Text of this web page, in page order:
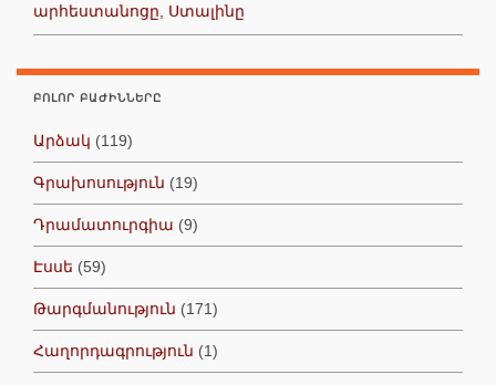
արհեստանոցը, Ստալինը
ԲՈԼՈՐ ԲԱԺԻՆՆԵՐԸ
Արձակ (119)
Գրախոսություն (19)
Դրամատուրգիա (9)
Էսսե (59)
Թարգմանություն (171)
Հաղորդագրություն (1)